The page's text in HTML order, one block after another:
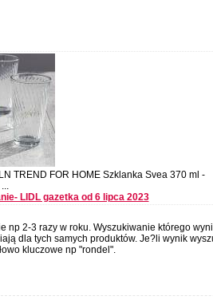
TREND FOR HOME Szklanka Svea 370 ml -
LIDL gazetka od 6 lipca 2023
np 2-3 razy w roku. Wyszukiwanie którego
dla tych samych produktów. Je?li wynik
kluczowe np "rondel".